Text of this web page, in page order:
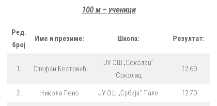
100 м – ученици
Ред.
број
Име и презиме: Школа: Резултат:
1. Стефан Беатовић
ЈУ ОШ „Соколац“
Соколац
12:60
2. Никола Пено ЈУ ОШ „Србија“ Пале 12:70